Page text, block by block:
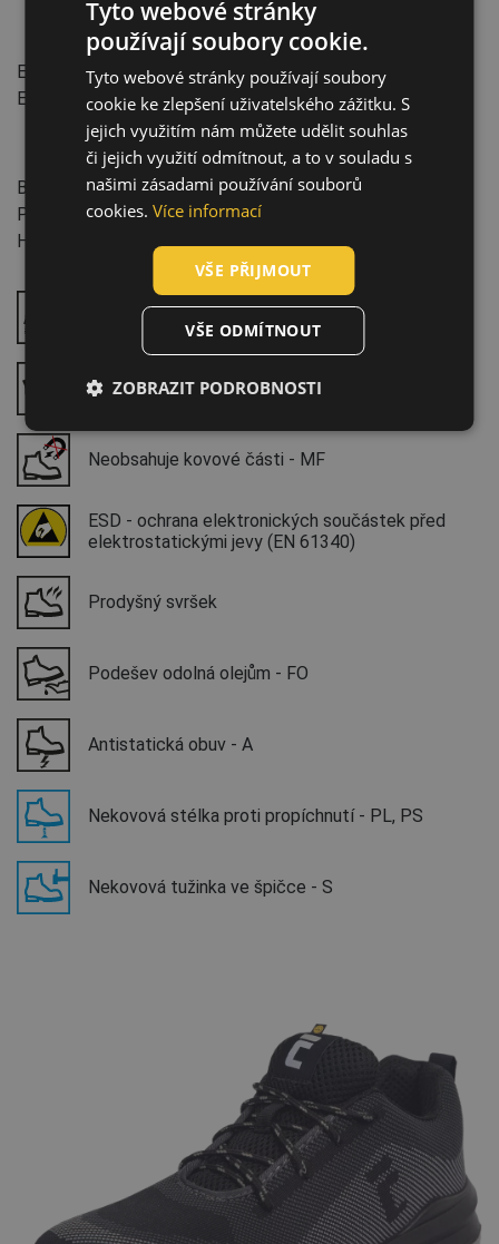
Normy:
EN ISO 20345:2022 (S1 PS FO SR)
EN 61340-5-1:2016
Vlastnosti:
Bez kovu
Průmysl: přeprava a skladování, automobilový průmysl
Hmotnost půlpáru: 495 g
Absorpce energie v patě - E
Protiskluzová podešev - SR (A/B/C)
Neobsahuje kovové části - MF
ESD - ochrana elektronických součástek před
elektrostatickými jevy (EN 61340)
Prodyšný svršek
Podešev odolná olejům - FO
Antistatická obuv - A
Nekovová stélka proti propíchnutí - PL, PS
Nekovová tužinka ve špičce - S
ENGLISH
CZECH
SLOVAK
ROMANIAN
DUTCH
LATVIAN
Tyto webové stránky
používají soubory cookie.
Tyto webové stránky používají soubory
cookie ke zlepšení uživatelského zážitku. S
jejich využitím nám můžete udělit souhlas
či jejich využití odmítnout, a to v souladu s
našimi zásadami používání souborů
cookies. Více informací
VŠE PŘIJMOUT
VŠE ODMÍTNOUT
ZOBRAZIT PODROBNOSTI